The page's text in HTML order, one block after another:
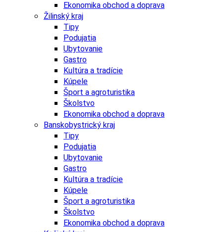
Ekonomika obchod a doprava
Žilinský kraj
Tipy
Podujatia
Ubytovanie
Gastro
Kultúra a tradície
Kúpele
Šport a agroturistika
Školstvo
Ekonomika obchod a doprava
Banskobystrický kraj
Tipy
Podujatia
Ubytovanie
Gastro
Kultúra a tradície
Kúpele
Šport a agroturistika
Školstvo
Ekonomika obchod a doprava